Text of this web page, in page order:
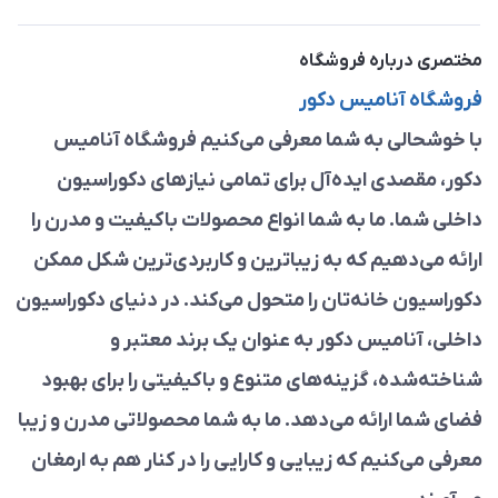
مختصری درباره فروشگاه
فروشگاه آنامیس دکور
با خوشحالی به شما معرفی می‌کنیم فروشگاه آنامیس
دکور، مقصدی ایده‌آل برای تمامی نیازهای دکوراسیون
داخلی شما. ما به شما انواع محصولات باکیفیت و مدرن را
ارائه می‌دهیم که به زیباترین و کاربردی‌ترین شکل ممکن
دکوراسیون خانه‌تان را متحول می‌کند. در دنیای دکوراسیون
داخلی، آنامیس دکور به عنوان یک برند معتبر و
شناخته‌شده، گزینه‌های متنوع و باکیفیتی را برای بهبود
فضای شما ارائه می‌دهد. ما به شما محصولاتی مدرن و زیبا
معرفی می‌کنیم که زیبایی و کارایی را در کنار هم به ارمغان